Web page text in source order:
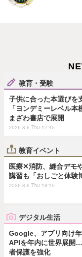
教育・受験
子供に合った本選びを
「ヨンデミーレベル本
まざわ書店で展開
2026.8.6 Thu 17:45
教育イベント
医療✕消防、縫合デモ
講習も「おしごと体験
2026.8.6 Thu 18:15
デジタル生活
Google、アプリ向け
APIを年内に世界展開
者保護を強化